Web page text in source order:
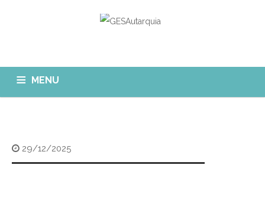
MENU
O que fazemos?
29/12/2025